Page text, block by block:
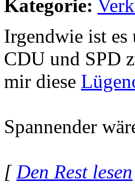
Kategorie:
Irgendwie ist es
CDU und SPD
mir diese
Spannender
[Den Rest lesen